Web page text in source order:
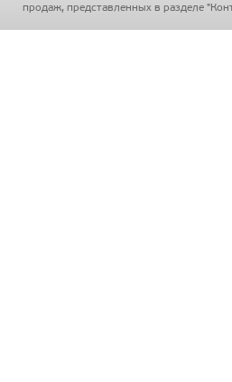
продаж, представленных в разделе